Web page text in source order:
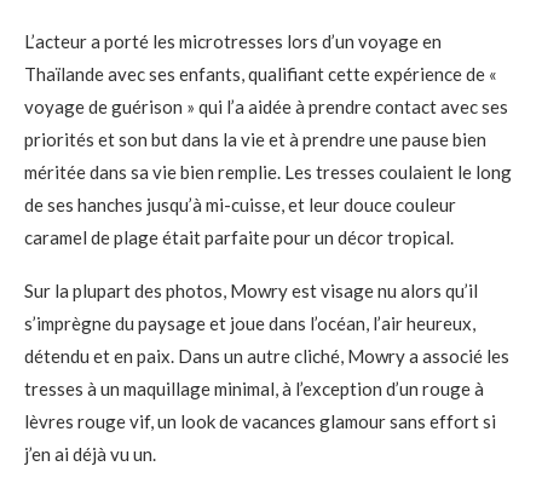
L’acteur a porté les microtresses lors d’un voyage en
Thaïlande avec ses enfants, qualifiant cette expérience de «
voyage de guérison » qui l’a aidée à prendre contact avec ses
priorités et son but dans la vie et à prendre une pause bien
méritée dans sa vie bien remplie. Les tresses coulaient le long
de ses hanches jusqu’à mi-cuisse, et leur douce couleur
caramel de plage était parfaite pour un décor tropical.
Sur la plupart des photos, Mowry est visage nu alors qu’il
s’imprègne du paysage et joue dans l’océan, l’air heureux,
détendu et en paix. Dans un autre cliché, Mowry a associé les
tresses à un maquillage minimal, à l’exception d’un rouge à
lèvres rouge vif, un look de vacances glamour sans effort si
j’en ai déjà vu un.